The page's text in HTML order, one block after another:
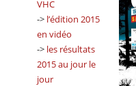
VHC
-> l’édition 2015
en vidéo
-> les résultats
2015 au jour le
jour